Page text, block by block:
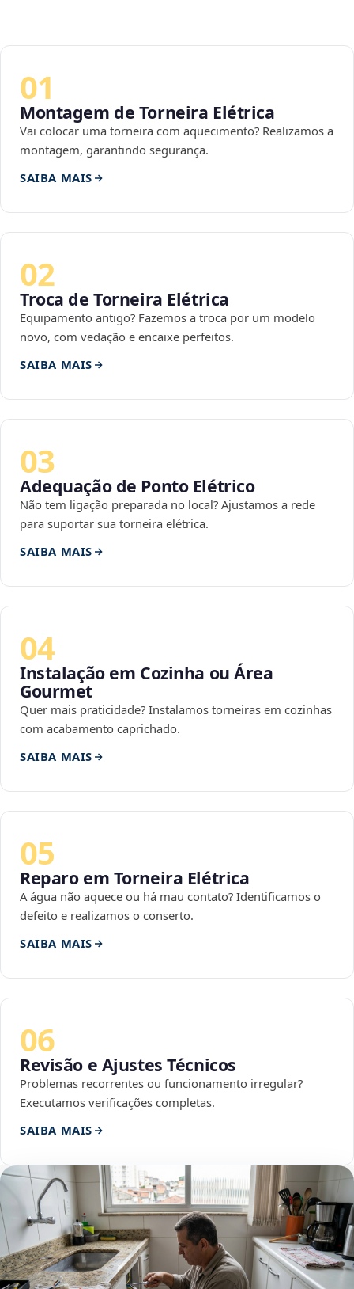
01
Montagem de Torneira Elétrica
Vai colocar uma torneira com aquecimento? Realizamos a
montagem, garantindo segurança.
SAIBA MAIS
02
Troca de Torneira Elétrica
Equipamento antigo? Fazemos a troca por um modelo
novo, com vedação e encaixe perfeitos.
SAIBA MAIS
03
Adequação de Ponto Elétrico
Não tem ligação preparada no local? Ajustamos a rede
para suportar sua torneira elétrica.
SAIBA MAIS
04
Instalação em Cozinha ou Área
Gourmet
Quer mais praticidade? Instalamos torneiras em cozinhas
com acabamento caprichado.
SAIBA MAIS
05
Reparo em Torneira Elétrica
A água não aquece ou há mau contato? Identificamos o
defeito e realizamos o conserto.
SAIBA MAIS
06
Revisão e Ajustes Técnicos
Problemas recorrentes ou funcionamento irregular?
Executamos verificações completas.
SAIBA MAIS